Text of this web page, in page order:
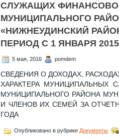
СЛУЖАЩИХ
МУНИЦИПАЛЬНОГО
«НИЖНЕУДИНСКИЙ
ПЕРИОД С 1 ЯНВАРЯ
5 мая, 2016 pomdem
СВЕДЕНИЯ О ДОХОДАХ,
ХАРАКТЕРА МУНИЦИПАЛЬНЫХ
МУНИЦИПАЛЬНОГО РАЙОНА
И ЧЛЕНОВ ИХ СЕМЕЙ ЗА
ГОДА
Опубликовано в рубрике Документы